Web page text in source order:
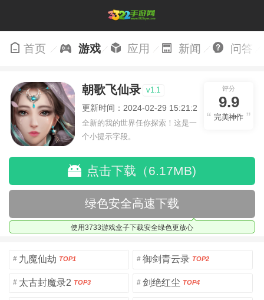
首页 游戏 应用 新闻 问答
朝歌飞仙录 v1.1
更新时间：2024-02-29 15:21:26
全新的我的世界任你探索！这是一
个小提示字段。
评分
9.9
完美神作
点击下载（6.17MB)
绿色安全高速下载
使用3733游戏盒子下载安全绿色更放心
# 九魔仙劫 TOP1 # 御剑青云录 TOP2
# 太古封魔录2 TOP3 # 剑绝红尘 TOP4